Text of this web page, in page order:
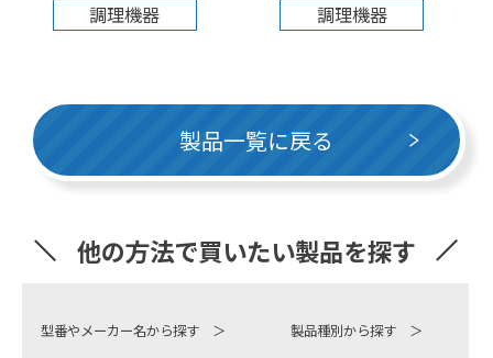
調理機器 調理機器
製品一覧に戻る
他の方法で買いたい製品を探す
型番やメーカー名から探す ＞ 製品種別から探す ＞